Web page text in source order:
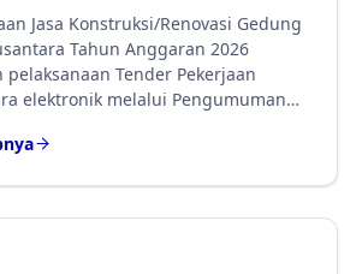
Jasa Konstruksi/Renovasi Gedung
Tahun Anggaran 2026
Tender Pekerjaan
elektronik melalui Pengumuman…